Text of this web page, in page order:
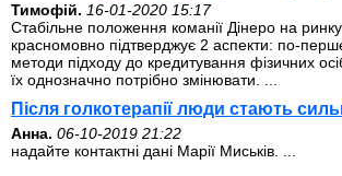
Тимофій. 16-01-2020 15:17
Стабільне положення команії Дінеро на
красномовно підтверджує 2 аспекти: по-
методи підходу до кредитування фізичних
їх однозначно потрібно змінювати. ...
Після голкотерапії люди стають
Анна. 06-10-2019 21:22
надайте контактні дані Марії Миськів. ...